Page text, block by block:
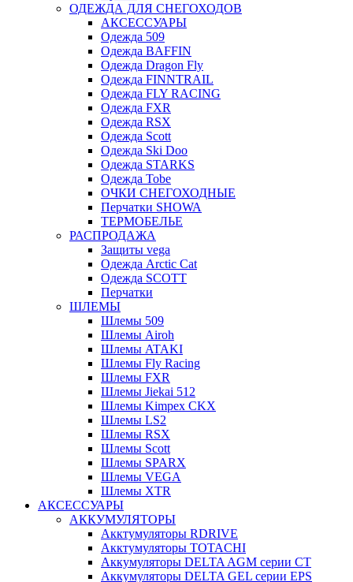
ОДЕЖДА ДЛЯ СНЕГОХОДОВ
АКСЕССУАРЫ
Одежда 509
Одежда BAFFIN
Одежда Dragon Fly
Одежда FINNTRAIL
Одежда FLY RACING
Одежда FXR
Одежда RSX
Одежда Scott
Одежда Ski Doo
Одежда STARKS
Одежда Tobe
ОЧКИ СНЕГОХОДНЫЕ
Перчатки SHOWA
ТЕРМОБЕЛЬЕ
РАСПРОДАЖА
Защиты vega
Одежда Arctic Cat
Одежда SCOTT
Перчатки
ШЛЕМЫ
Шлемы 509
Шлемы Airoh
Шлемы ATAKI
Шлемы Fly Racing
Шлемы FXR
Шлемы Jiekai 512
Шлемы Kimpex CKX
Шлемы LS2
Шлемы RSX
Шлемы Scott
Шлемы SPARX
Шлемы VEGA
Шлемы XTR
АКСЕССУАРЫ
АККУМУЛЯТОРЫ
Акктумуляторы RDRIVE
Акктумуляторы TOTACHI
Аккумуляторы DELTA AGM серии CT
Аккумуляторы DELTA GEL серии EPS